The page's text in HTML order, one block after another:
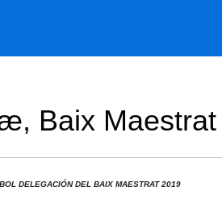
Baix
DELEGACIÓN DEL BAIX MAESTRAT 2019